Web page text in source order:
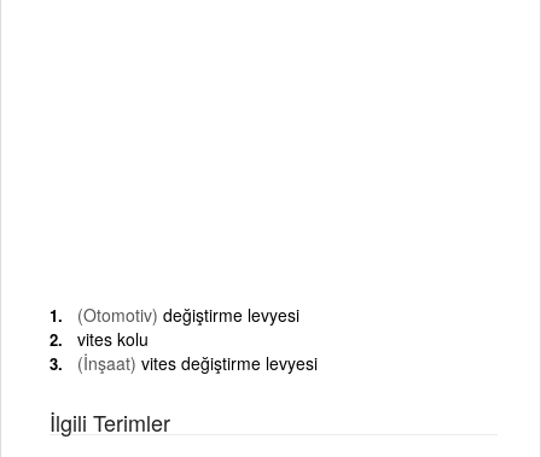
(Otomotiv) değiştirme levyesi
vites kolu
(İnşaat) vites değiştirme levyesi
İlgili Terimler